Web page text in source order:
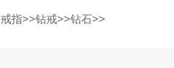
戒指>>钻戒>>钻石>>